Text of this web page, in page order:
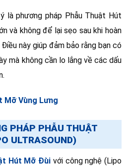
là phương pháp Phẫu Thuật Hút
và không để lại sẹo sau khi hoàn
này giúp đảm bảo rằng bạn có
mà không cần lo lắng về các dấu
Mỡ Vùng Lưng
PHÁP PHẪU THUẬT
ULTRASOUND)
Hút Mỡ Đùi với công nghệ (Lipo